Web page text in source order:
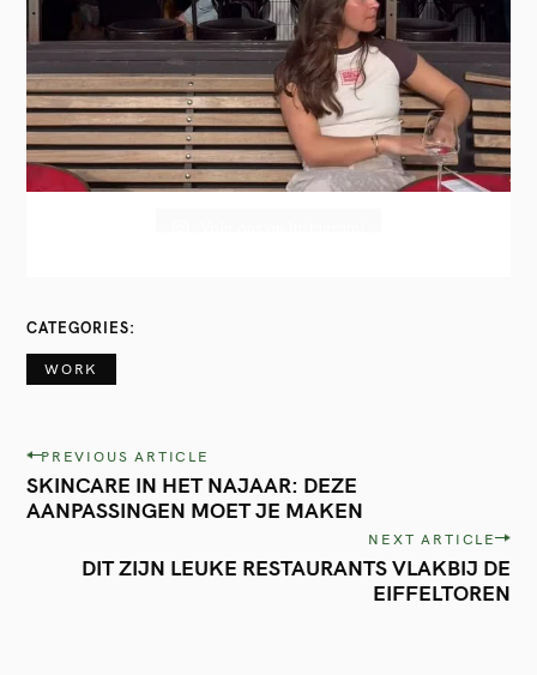
CATEGORIES
WORK
P
o
PREVIOUS ARTICLE
SKINCARE IN HET NAJAAR: DEZE
AANPASSINGEN MOET JE MAKEN
NEXT ARTICLE
DIT ZIJN LEUKE RESTAURANTS VLAKBIJ DE
EIFFELTOREN